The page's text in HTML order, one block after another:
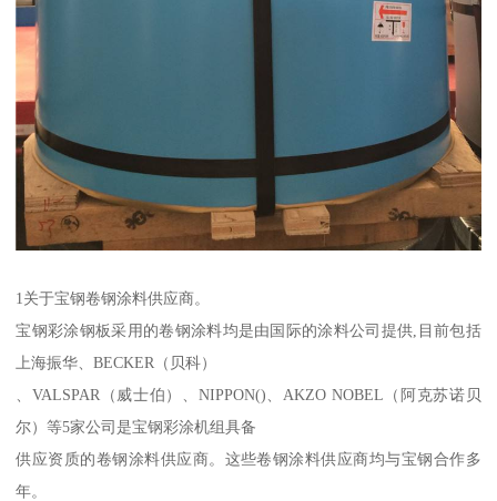
1关于宝钢卷钢涂料供应商。
宝钢彩涂钢板采用的卷钢涂料均是由国际的涂料公司提供,目前包括
上海振华、BECKER（贝科）
、VALSPAR（威士伯）、NIPPON()、AKZO NOBEL（阿克苏诺贝
尔）等5家公司是宝钢彩涂机组具备
供应资质的卷钢涂料供应商。这些卷钢涂料供应商均与宝钢合作多
年。